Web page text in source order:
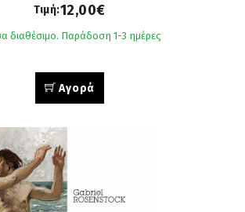
Τιμή:12,00€
διαθέσιμο. Παράδοση 1-3 ημέρες
Αγορά